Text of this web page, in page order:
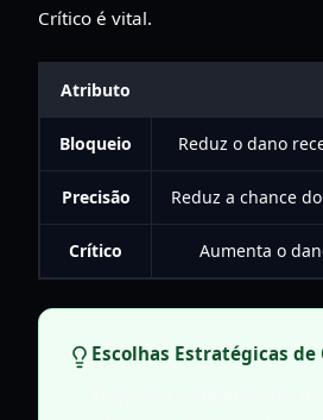
Crítico é vital.
Atributo
Bloqueio Reduz o dano
Precisão Reduz a chance
Crítico Aumenta o
Escolhas Estratégicas